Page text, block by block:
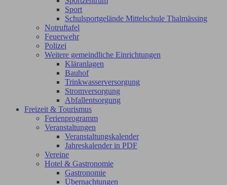
Sport
Schulsportgelände Mittelschule Thalmässing
Notruftafel
Feuerwehr
Polizei
Weitere gemeindliche Einrichtungen
Kläranlagen
Bauhof
Trinkwasserversorgung
Stromversorgung
Abfallentsorgung
Freizeit & Tourismus
Ferienprogramm
Veranstaltungen
Veranstaltungskalender
Jahreskalender in PDF
Vereine
Hotel & Gastronomie
Gastronomie
Übernachtungen